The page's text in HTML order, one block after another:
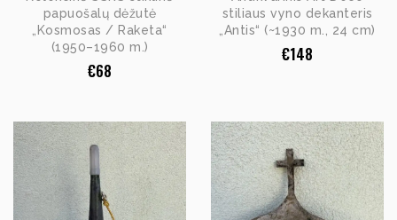
papuošalų dėžutė
„Kosmosas / Raketa“
(1950–1960 m.)
€68
stiliaus vyno dekanteris
„Antis“ (~1930 m., 24 cm)
€148